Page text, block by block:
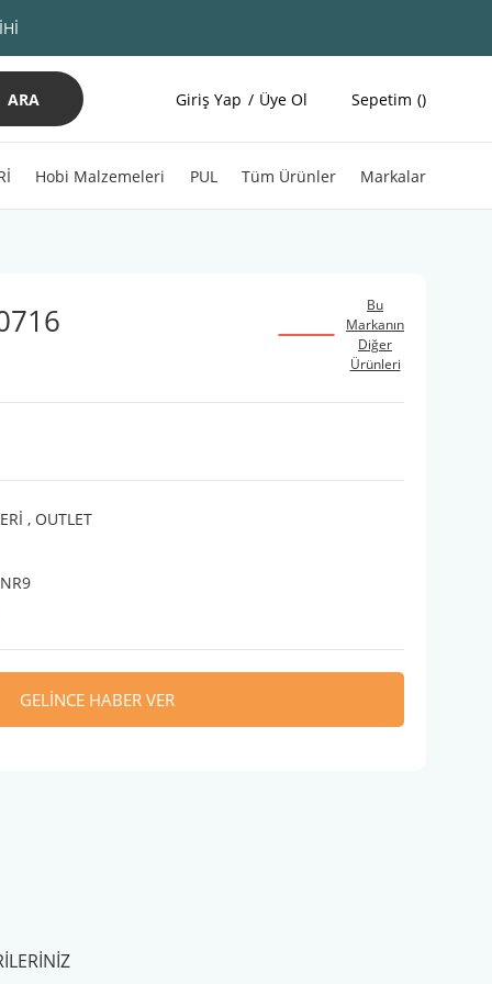
ARA Giriş Yap Üye Ol Sepetim
Hobi Malzemeleri PUL Tüm Ürünler Markalar
Bu
Markanın
Diğer
Ürünleri
, OUTLET
GELİNCE HABER VER